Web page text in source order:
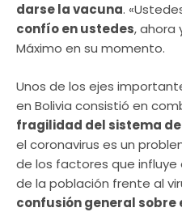
darse la vacuna.
confío en ustedes, ahora
Máximo en su momento.
Unos de los ejes
en Bolivia consistió en
fragilidad del sistema
el coronavirus es un
de los factores que
de la población frente al
confusión general sobre